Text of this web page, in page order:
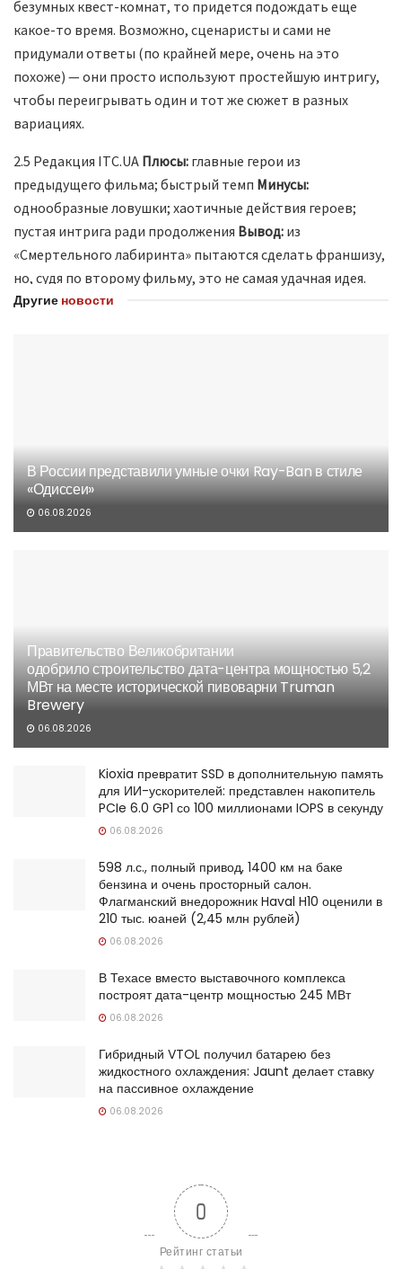
безумных квест-комнат, то придется подождать еще
какое-то время. Возможно, сценаристы и сами не
придумали ответы (по крайней мере, очень на это
похоже) — они просто используют простейшую интригу,
чтобы переигрывать один и тот же сюжет в разных
вариациях.
2.5 Редакция ITC.UA Плюсы: главные герои из
предыдущего фильма; быстрый темп Минусы:
однообразные ловушки; хаотичные действия героев;
пустая интрига ради продолжения Вывод: из
«Смертельного лабиринта» пытаются сделать франшизу,
но, судя по второму фильму, это не самая удачная идея.
Другие новости
В России представили умные очки Ray-Ban в стиле
«Одиссеи»
06.08.2026
Правительство Великобритании
одобрило строительство дата-центра мощностью 5,2
МВт на месте исторической пивоварни Truman
Brewery
06.08.2026
Kioxia превратит SSD в дополнительную память
для ИИ-ускорителей: представлен накопитель
PCIe 6.0 GP1 со 100 миллионами IOPS в секунду
06.08.2026
598 л.с., полный привод, 1400 км на баке
бензина и очень просторный салон.
Флагманский внедорожник Haval H10 оценили в
210 тыс. юаней (2,45 млн рублей)
06.08.2026
В Техасе вместо выставочного комплекса
построят дата-центр мощностью 245 МВт
06.08.2026
Гибридный VTOL получил батарею без
жидкостного охлаждения: Jaunt делает ставку
на пассивное охлаждение
06.08.2026
0
Рейтинг статьи